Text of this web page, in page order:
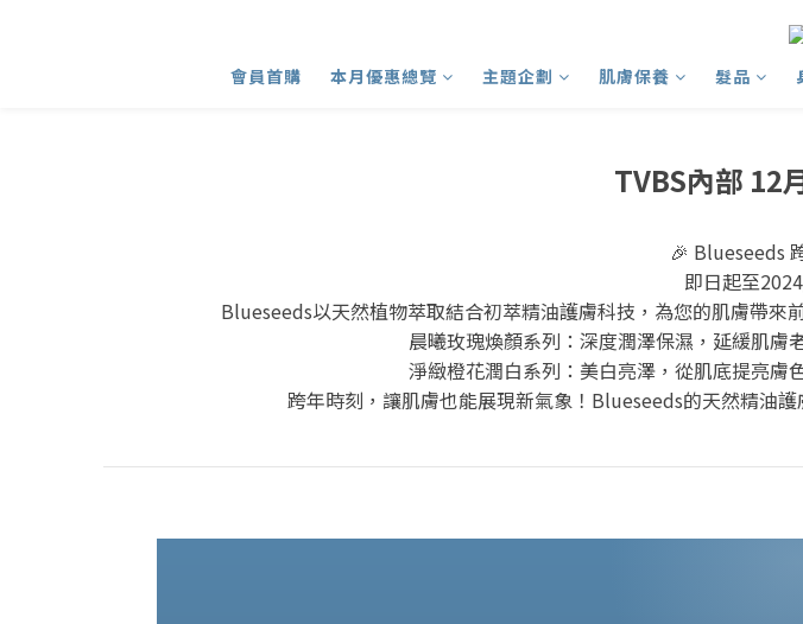
會員首購
本月優惠總覽 主題企劃 肌膚保養 髮品
TVBS內部 12
🎉 Blueseeds
即日起至
Blueseeds以天然植物萃取結合初萃精油護膚科技，為您的肌膚帶來
晨曦玫瑰煥顏系列：深度潤澤保濕，延緩肌膚
淨緻橙花潤白系列：美白亮澤，從肌底提亮膚
跨年時刻，讓肌膚也能展現新氣象！Blueseeds的天然精油